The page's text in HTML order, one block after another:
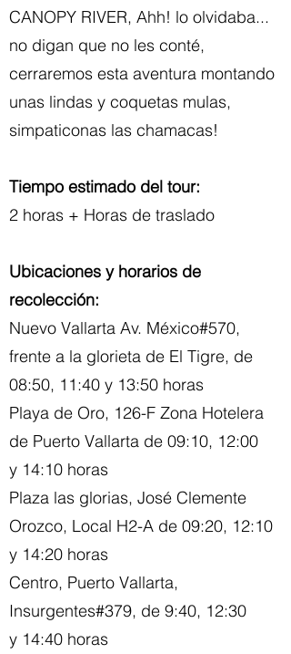
CANOPY RIVER, Ahh! lo olvidaba...
no digan que no les conté,
cerraremos esta aventura montando
unas lindas y coquetas mulas,
simpaticonas las chamacas!
Tiempo estimado del tour:
2 horas + Horas de traslado
Ubicaciones y horarios de
recolección:
Nuevo Vallarta Av. México#570,
frente a la glorieta de El Tigre, de
08:50, 11:40 y 13:50 horas
Playa de Oro, 126-F Zona Hotelera
de Puerto Vallarta de 09:10, 12:00
y 14:10 horas
Plaza las glorias, José Clemente
Orozco, Local H2-A de 09:20, 12:10
y 14:20 horas
Centro, Puerto Vallarta,
Insurgentes#379, de 9:40, 12:30
y 14:40 horas